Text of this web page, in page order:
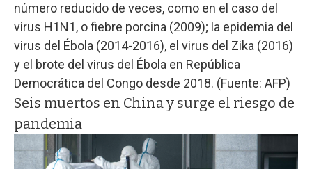
número reducido de veces, como en el caso del
virus H1N1, o fiebre porcina (2009); la epidemia del
virus del Ébola (2014-2016), el virus del Zika (2016)
y el brote del virus del Ébola en República
Democrática del Congo desde 2018. (Fuente: AFP)
Seis muertos en China y surge el riesgo de
pandemia